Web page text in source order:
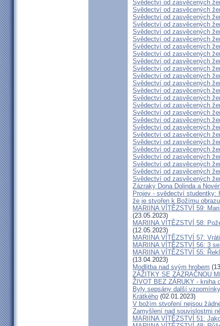
Svědectví od zasvěcených
Svědectví od zasvěcených
Svědectví od zasvěcených
Svědectví od zasvěcených
Svědectví od zasvěcených
Svědectví od zasvěcených
Svědectví od zasvěcených
Svědectví od zasvěcených
Svědectví od zasvěcených
Svědectví od zasvěcených
Svědectví od zasvěcených
Svědectví od zasvěcených
Svědectví od zasvěcených
Svědectví od zasvěcených
Svědectví od zasvěcených
Svědectví od zasvěcených
Svědectví od zasvěcených
Svědectví od zasvěcených
Svědectví od zasvěcených
Svědectví od zasvěcených
Svědectví od zasvěcených
Svědectví od zasvěcených
Svědectví od zasvěcených
Svědectví od zasvěcených
Svědectví od zasvěcených
Zázraky Dona Dolinda a
Projev - svědectví studentky:
že je stvořen k Božímu obrazu
MARIINA VÍTĚZSTVÍ 59:
(23.05.2023)
MARIINA VÍTĚZSTVÍ 58:
(12.05.2023)
MARIINA VÍTĚZSTVÍ 57:
MARIINA VÍTĚZSTVÍ 56: 3
MARIINA VÍTĚZSTVÍ 55:
(13.04.2023)
Modlitba nad svým hrobem
ZÁŽITKY SE ZÁZRAČNOU
ŽIVOT BEZ ZÁRUKY - kniha
Byly sepsány další
Krátkého (02.01.2023)
V božím stvoření nejsou
Zamyšlení nad souvislostmi
MARIINA VÍTĚZSTVÍ 51: